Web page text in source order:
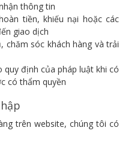
thông tin
tiền, khiếu nại hoặc các
giao dịch
chăm sóc khách hàng và trải
quy định của pháp luật khi có
có thẩm quyền
trên website, chúng tôi có